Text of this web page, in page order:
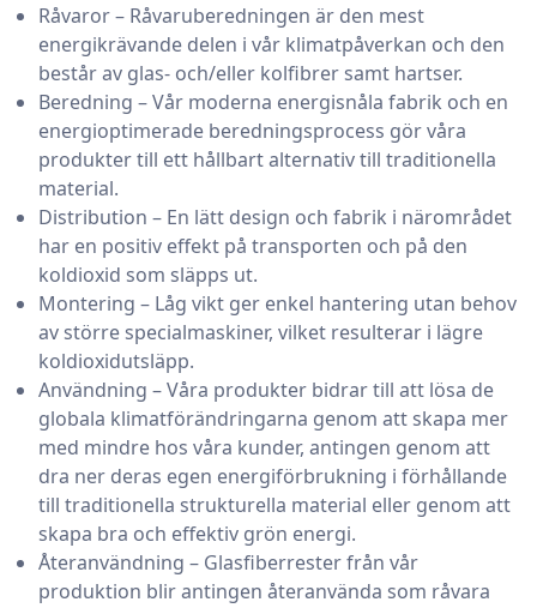
Råvaror – Råvaruberedningen är den mest
energikrävande delen i vår klimatpåverkan och den
består av glas- och/eller kolfibrer samt hartser.
Beredning – Vår moderna energisnåla fabrik och en
energioptimerade beredningsprocess gör våra
produkter till ett hållbart alternativ till traditionella
material.
Distribution – En lätt design och fabrik i närområdet
har en positiv effekt på transporten och på den
koldioxid som släpps ut.
Montering – Låg vikt ger enkel hantering utan behov
av större specialmaskiner, vilket resulterar i lägre
koldioxidutsläpp.
Användning – Våra produkter bidrar till att lösa de
globala klimatförändringarna genom att skapa mer
med mindre hos våra kunder, antingen genom att
dra ner deras egen energiförbrukning i förhållande
till traditionella strukturella material eller genom att
skapa bra och effektiv grön energi.
Återanvändning – Glasfiberrester från vår
produktion blir antingen återanvända som råvara